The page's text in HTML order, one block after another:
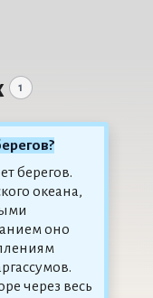
1
берегов.
океана,
оно
через весь